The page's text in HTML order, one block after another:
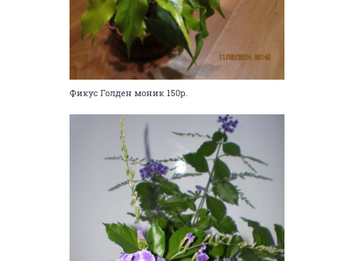
Фикус Голден моник 150р.